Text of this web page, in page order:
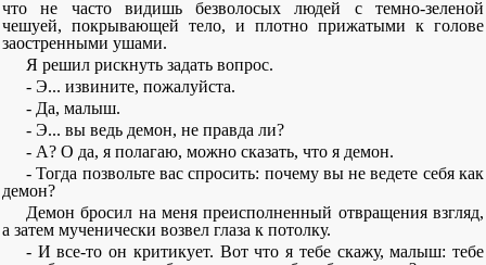
что не часто видишь безволосых людей с темно-зеленой
чешуей, покрывающей тело, и плотно прижатыми к голове
заостренными ушами.
Я решил рискнуть задать вопрос.
- Э... извините, пожалуйста.
- Да, малыш.
- Э... вы ведь демон, не правда ли?
- А? О да, я полагаю, можно сказать, что я демон.
- Тогда позвольте вас спросить: почему вы не ведете себя как
демон?
Демон бросил на меня преисполненный отвращения взгляд,
а затем мученически возвел глаза к потолку.
- И все-то он критикует. Вот что я тебе скажу, малыш: тебе